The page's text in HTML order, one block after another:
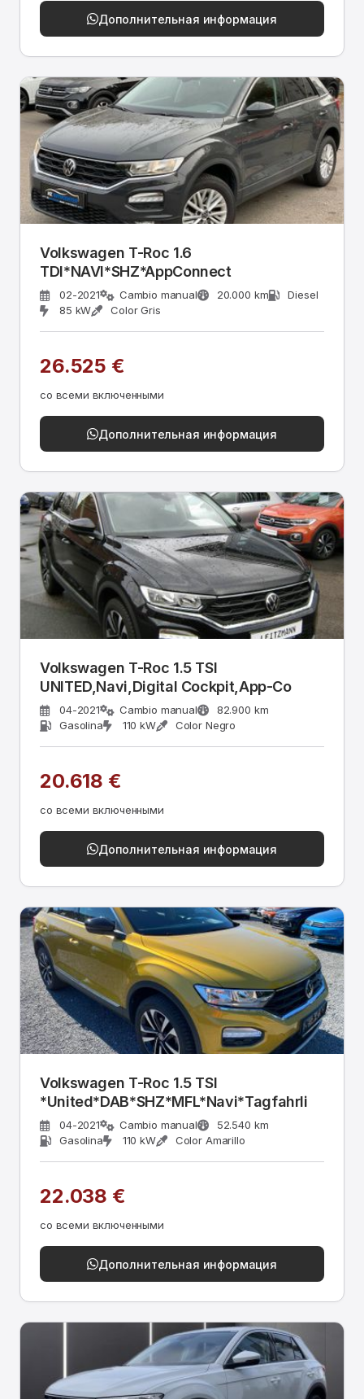
Дополнительная информация
Volkswagen T-Roc 1.6
TDI*NAVI*SHZ*AppConnect
02-2021 Cambio manual 20.000 km
Diesel
85 kW
Color Gris
26.525 €
со всеми включенными
Дополнительная информация
Volkswagen T-Roc 1.5 TSI
UNITED,Navi,Digital Cockpit,App-Co
04-2021 Cambio manual
82.900 km
Gasolina
110 kW Color Negro
20.618 €
со всеми включенными
Дополнительная информация
Volkswagen T-Roc 1.5 TSI
*United*DAB*SHZ*MFL*Navi*Tagfahrli
04-2021 Cambio manual
52.540 km
Gasolina
110 kW Color Amarillo
22.038 €
со всеми включенными
Дополнительная информация